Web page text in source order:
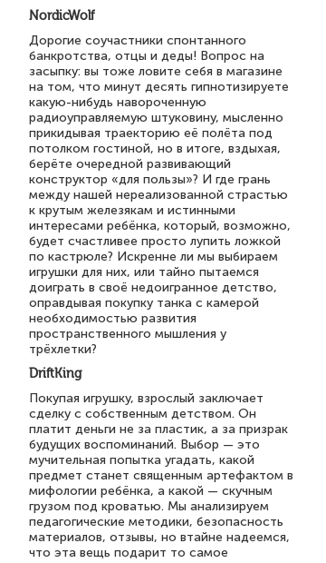
NordicWolf
Дорогие соучастники спонтанного
банкротства, отцы и деды! Вопрос на
засыпку: вы тоже ловите себя в магазине
на том, что минут десять гипнотизируете
какую-нибудь навороченную
радиоуправляемую штуковину, мысленно
прикидывая траекторию её полёта под
потолком гостиной, но в итоге, вздыхая,
берёте очередной развивающий
конструктор «для пользы»? И где грань
между нашей нереализованной страстью
к крутым железякам и истинными
интересами ребёнка, который, возможно,
будет счастливее просто лупить ложкой
по кастрюле? Искренне ли мы выбираем
игрушки для них, или тайно пытаемся
доиграть в своё недоигранное детство,
оправдывая покупку танка с камерой
необходимостью развития
пространственного мышления у
трёхлетки?
DriftKing
Покупая игрушку, взрослый заключает
сделку с собственным детством. Он
платит деньги не за пластик, а за призрак
будущих воспоминаний. Выбор — это
мучительная попытка угадать, какой
предмет станет священным артефактом в
мифологии ребёнка, а какой — скучным
грузом под кроватью. Мы анализируем
педагогические методики, безопасность
материалов, отзывы, но втайне надеемся,
что эта вещь подарит то самое